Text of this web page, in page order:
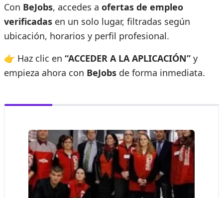
Con BeJobs, accedes a ofertas de empleo
verificadas en un solo lugar, filtradas según
ubicación, horarios y perfil profesional.
👉 Haz clic en “ACCEDER A LA APLICACIÓN” y
empieza ahora con BeJobs de forma inmediata.